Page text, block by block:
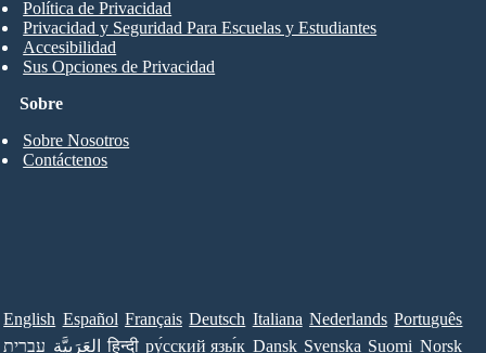
Sobre
Sobre Nosotros
Contáctenos
Política de Privacidad
Privacidad y Seguridad Para Escuelas y Estudiantes
Accesibilidad
Sus Opciones de Privacidad
English Español Français Deutsch Italiana Nederlands Português
עברית العَرَبِيَّة हिन्दी ру́сский язы́к Dansk Svenska Suomi Norsk